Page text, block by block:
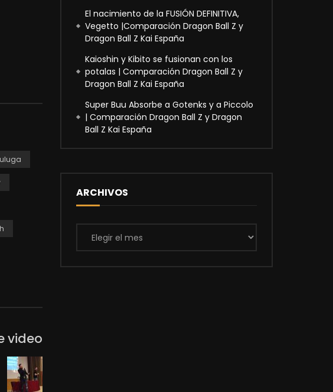
video
El nacimiento de la FUSIÓN DEFINITIVA,
Vegetto |Comparación Dragon Ball Z y
Dragon Ball Z Kai España
Kaioshin y Kibito se fusionan con los
potalas | Comparación Dragon Ball Z y
Dragon Ball Z Kai España
Super Buu Absorbe a Gotenks y a Piccolo
| Comparación Dragon Ball Z y Dragon
Ball Z Kai España
ARCHIVOS
Archivos